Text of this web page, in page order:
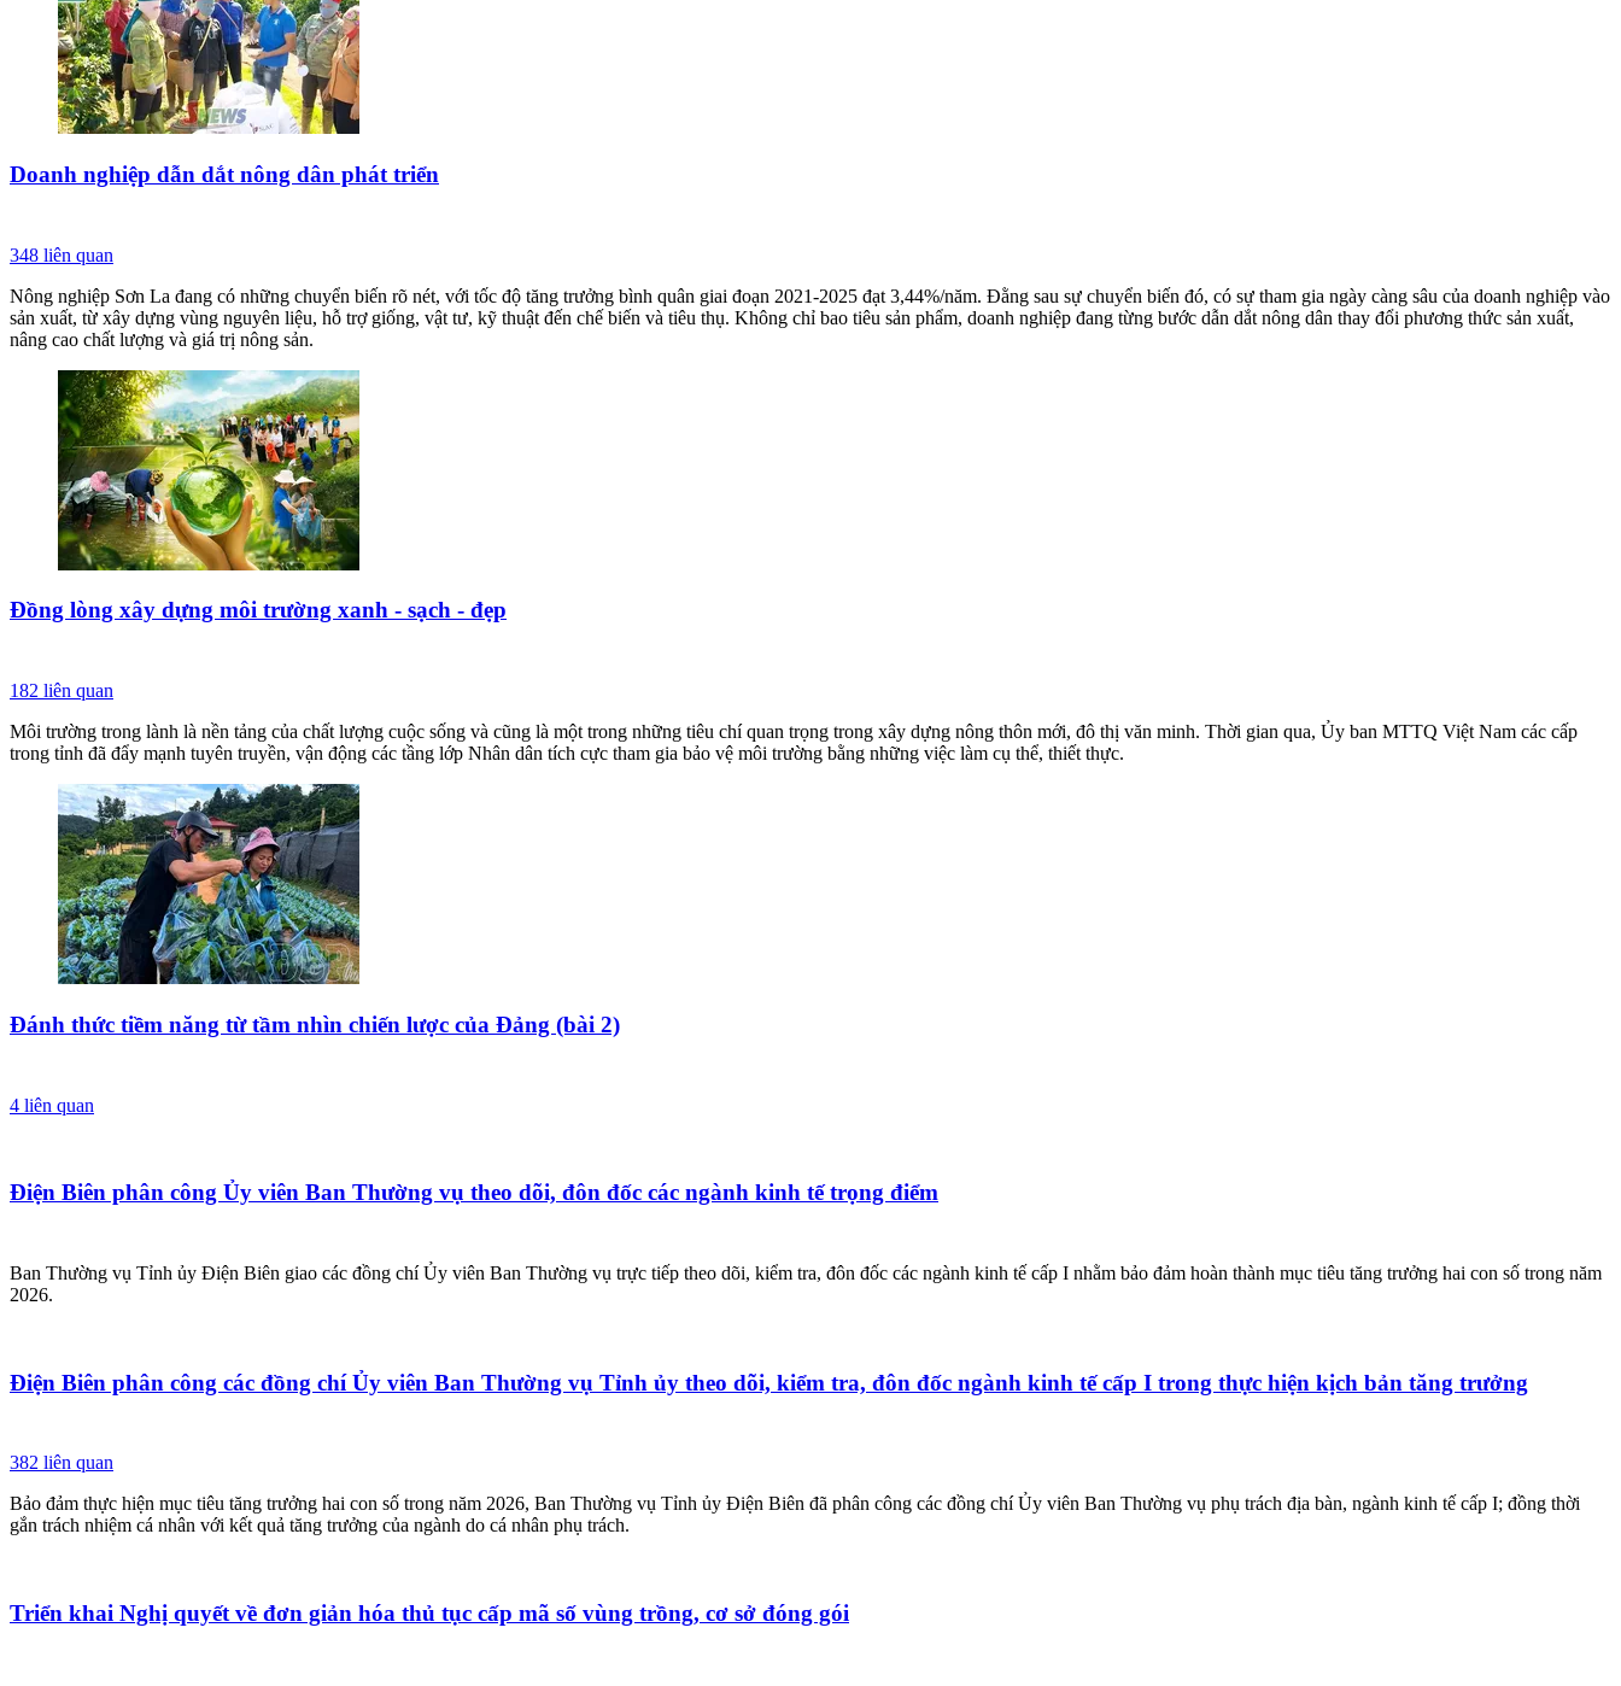
Doanh nghiệp dẫn dắt nông dân phát triển
348 liên quan
Nông nghiệp Sơn La đang có những chuyển biến rõ nét, với tốc độ tăng trưởng bình quân giai đoạn 2021-2025 đạt 3,44%/năm. Đằng sau sự chuyển biến đó, có sự tham gia ngày càng sâu của doanh nghiệp vào
sản xuất, từ xây dựng vùng nguyên liệu, hỗ trợ giống, vật tư, kỹ thuật đến chế biến và tiêu thụ. Không chỉ bao tiêu sản phẩm, doanh nghiệp đang từng bước dẫn dắt nông dân thay đổi phương thức sản xuất,
nâng cao chất lượng và giá trị nông sản.
Đồng lòng xây dựng môi trường xanh - sạch - đẹp
182 liên quan
Môi trường trong lành là nền tảng của chất lượng cuộc sống và cũng là một trong những tiêu chí quan trọng trong xây dựng nông thôn mới, đô thị văn minh. Thời gian qua, Ủy ban MTTQ Việt Nam các cấp
trong tỉnh đã đẩy mạnh tuyên truyền, vận động các tầng lớp Nhân dân tích cực tham gia bảo vệ môi trường bằng những việc làm cụ thể, thiết thực.
Đánh thức tiềm năng từ tầm nhìn chiến lược của Đảng (bài 2)
4 liên quan
Điện Biên phân công Ủy viên Ban Thường vụ theo dõi, đôn đốc các ngành kinh tế trọng điểm
Ban Thường vụ Tỉnh ủy Điện Biên giao các đồng chí Ủy viên Ban Thường vụ trực tiếp theo dõi, kiểm tra, đôn đốc các ngành kinh tế cấp I nhằm bảo đảm hoàn thành mục tiêu tăng trưởng hai con số trong năm
2026.
Điện Biên phân công các đồng chí Ủy viên Ban Thường vụ Tỉnh ủy theo dõi, kiểm tra, đôn đốc ngành kinh tế cấp I trong thực hiện kịch bản tăng trưởng
382 liên quan
Bảo đảm thực hiện mục tiêu tăng trưởng hai con số trong năm 2026, Ban Thường vụ Tỉnh ủy Điện Biên đã phân công các đồng chí Ủy viên Ban Thường vụ phụ trách địa bàn, ngành kinh tế cấp I; đồng thời
gắn trách nhiệm cá nhân với kết quả tăng trưởng của ngành do cá nhân phụ trách.
Triển khai Nghị quyết về đơn giản hóa thủ tục cấp mã số vùng trồng, cơ sở đóng gói